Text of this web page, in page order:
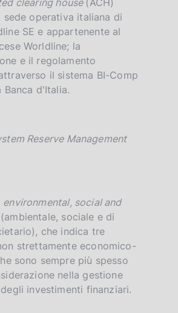
sede operativa italiana di
SE e appartenente al
Worldline; la
e il regolamento
il sistema BI-Comp
d'Italia.
Reserve Management
environmental, social and
(ambientale, sociale e di
che indica tre
strettamente economico-
sono sempre più spesso
nella gestione
investimenti finanziari.